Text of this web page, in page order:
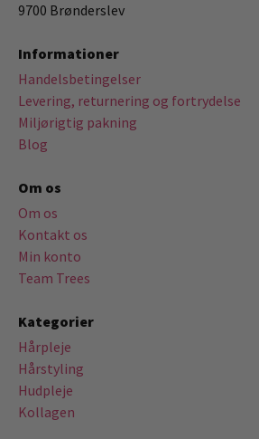
9700 Brønderslev
Informationer
Handelsbetingelser
Levering, returnering og fortrydelse
Miljørigtig pakning
Blog
Om os
Om os
Kontakt os
Min konto
Team Trees
Kategorier
Hårpleje
Hårstyling
Hudpleje
Kollagen